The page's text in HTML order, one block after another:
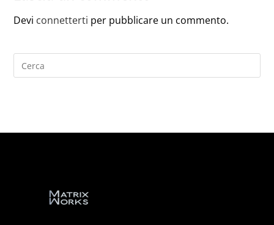
Devi connetterti per pubblicare un commento.